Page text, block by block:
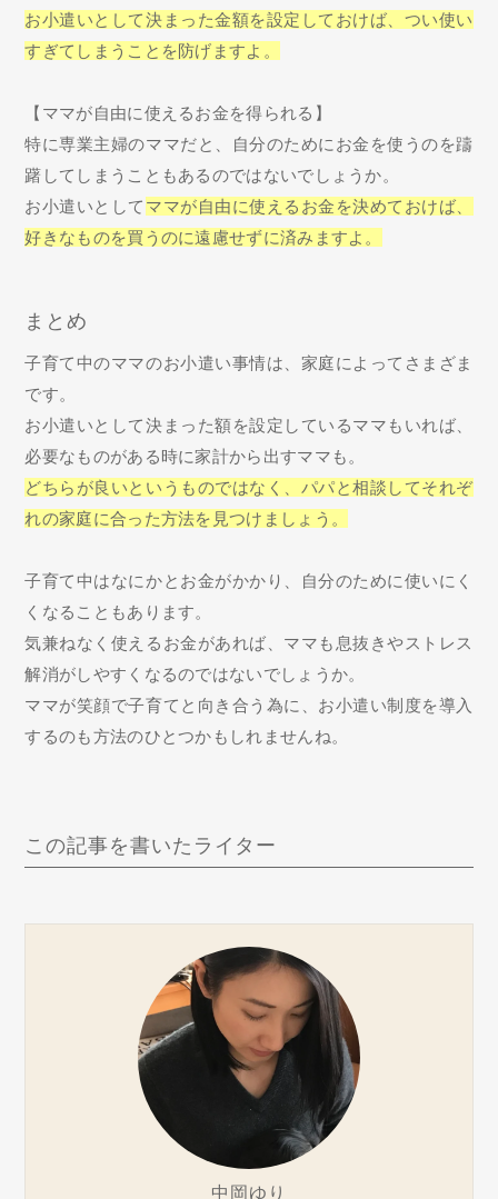
お小遣いとして決まった金額を設定しておけば、つい使い
すぎてしまうことを防げますよ。
【ママが自由に使えるお金を得られる】
特に専業主婦のママだと、自分のためにお金を使うのを躊
躇してしまうこともあるのではないでしょうか。
お小遣いとして ママが自由に使えるお金を決めておけば、
好きなものを買うのに遠慮せずに済みますよ。
まとめ
子育て中のママのお小遣い事情は、家庭によってさまざま
です。
お小遣いとして決まった額を設定しているママもいれば、
必要なものがある時に家計から出すママも。
どちらが良いというものではなく、パパと相談してそれぞ
れの家庭に合った方法を見つけましょう。
子育て中はなにかとお金がかかり、自分のために使いにく
くなることもあります。
気兼ねなく使えるお金があれば、ママも息抜きやストレス
解消がしやすくなるのではないでしょうか。
ママが笑顔で子育てと向き合う為に、お小遣い制度を導入
するのも方法のひとつかもしれませんね。
この記事を書いたライター
中岡ゆり